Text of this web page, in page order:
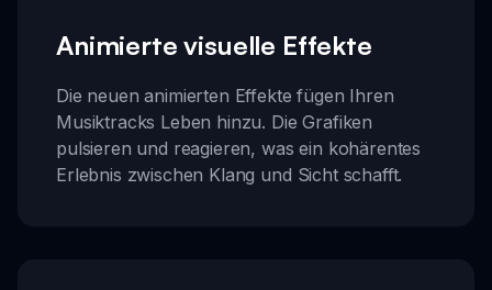
Animierte visuelle Effekte
Die neuen animierten Effekte fügen Ihren
Musiktracks Leben hinzu. Die Grafiken
pulsieren und reagieren, was ein kohärentes
Erlebnis zwischen Klang und Sicht schafft.